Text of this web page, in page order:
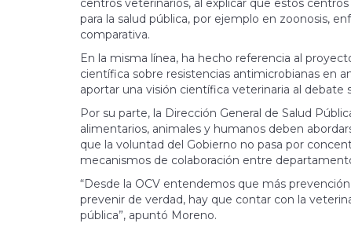
centros veterinarios, al explicar que estos
para la salud pública, por ejemplo en zoonosis,
comparativa.
En la misma línea, ha hecho referencia al
científica sobre resistencias antimicrobianas en
aportar una visión científica veterinaria al debate
Por su parte, la Dirección General de Salud
alimentarios, animales y humanos deben
que la voluntad del Gobierno no pasa por
mecanismos de colaboración entre
“Desde la OCV entendemos que más
prevenir de verdad, hay que contar con la
pública”, apuntó Moreno.